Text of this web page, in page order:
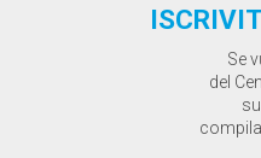
Se
del